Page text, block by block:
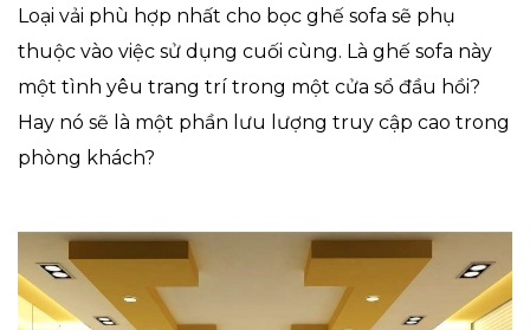
Loại vải phù hợp nhất cho bọc ghế sofa sẽ phụ
thuộc vào việc sử dụng cuối cùng. Là ghế sofa này
một tình yêu trang trí trong một cửa sổ đầu hồi?
Hay nó sẽ là một phần lưu lượng truy cập cao trong
phòng khách?